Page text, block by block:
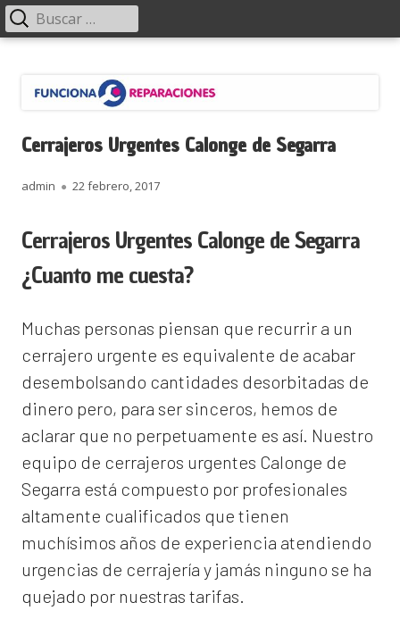
contenido
Menú
principal Buscar:
Cerrajeros Urgentes Calonge de Segarra
Autor
admin
Publicado
22 febrero, 2017
Cerrajeros Urgentes Calonge de Segarra
¿Cuanto me cuesta?
Muchas personas piensan que recurrir a un
cerrajero urgente es equivalente de acabar
desembolsando cantidades desorbitadas de
dinero pero, para ser sinceros, hemos de
aclarar que no perpetuamente es así. Nuestro
equipo de cerrajeros urgentes Calonge de
Segarra está compuesto por profesionales
altamente cualificados que tienen
muchísimos años de experiencia atendiendo
urgencias de cerrajería y jamás ninguno se ha
quejado por nuestras tarifas.